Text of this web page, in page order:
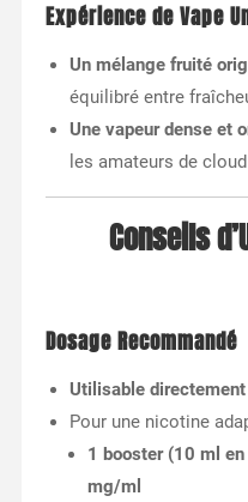
Expérience de Vape
Un mélange fruité
équilibré entre
Une vapeur dense et
les amateurs de
Conseils
Dosage Recommandé
Utilisable
Pour une nicotine
1 booster (10 ml
mg/ml